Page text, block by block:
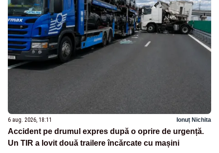
6 aug. 2026, 18:11 Ionuț Nichita
Accident pe drumul expres după o oprire de urgență.
Un TIR a lovit două trailere încărcate cu mașini